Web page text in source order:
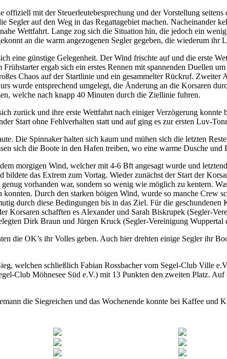
mit der Steuerleutebesprechung und der Vorstellung
auf den Weg in das Regattagebiet machen. Nacheinander
Wettfahrt. Lange zog sich die Situation hin, die jedoch ein
an die warm angezogenen Segler gegeben, die wiederum ihr
eine günstige Gelegenheit. Der Wind frischte auf und die erste
ergab sich ein erstes Rennen mit spannenden Duellen
Chaos auf der Startlinie und ein gesammelter Rückruf. Zweiter
wurde entsprechend umgelegt, die Änderung an die Korsaren
welche nach knapp 40 Minuten durch die Ziellinie fuhren.
zurück und ihre erste Wettfahrt nach einiger Verzögerung
Start ohne Fehlverhalten statt und auf ging es zur ersten Luv-
Die Spinnaker halten sich kaum und mühen sich die letzten
sich die Boote in den Hafen treiben, wo eine warme Dusche
morgigen Wind, welcher mit 4-6 Bft angesagt wurde und
das Extrem zum Vortag. Wieder zunächst der Start der
vorhanden war, sondern so wenig wie möglich zu kentern.
Durch den starken böigen Wind, wurde so manche Crew
durch diese Bedingungen bis in das Ziel. Für die
Korsaren schafften es Alexander und Sarah Biskrupek (Segler-
Dirk Braun und Jürgen Kruck (Segler-Vereinigung Wuppertal
die OK’s ihr Volles geben. Auch hier drehten einige Segler ihr
welchen schließlich Fabian Rossbacher vom Segel-Club Ville
Club Möhnesee Süd e.V.) mit 13 Punkten den zweiten Platz.
die Siegreichen und das Wochenende konnte bei Kaffee und